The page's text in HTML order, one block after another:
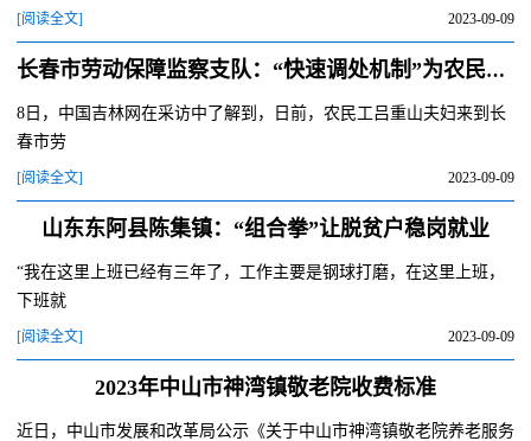
[阅读全文] 2023-09-09
长春市劳动保障监察支队：“快速调处机制”为农民工解决“愁薪”事
8日，中国吉林网在采访中了解到，日前，农民工吕重山夫妇来到长
春市劳
[阅读全文] 2023-09-09
山东东阿县陈集镇：“组合拳”让脱贫户稳岗就业
“我在这里上班已经有三年了，工作主要是钢球打磨，在这里上班，
下班就
[阅读全文] 2023-09-09
2023年中山市神湾镇敬老院收费标准
近日，中山市发展和改革局公示《关于中山市神湾镇敬老院养老服务